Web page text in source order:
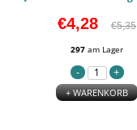
€4,28 €5,35
297 am Lager
+ WARENKORB